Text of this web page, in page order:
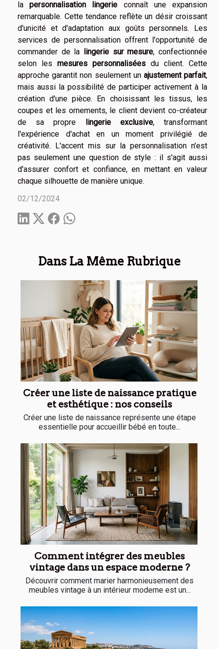
Dans La Même Rubrique
Créer une liste de naissance pratique
et esthétique : nos conseils
Créer une liste de naissance représente une étape
essentielle pour accueillir bébé en toute...
Comment intégrer des meubles
vintage dans un espace moderne ?
Découvrir comment marier harmonieusement des
meubles vintage à un intérieur moderne est un...
lapersonnalisation lingerie connaît une expansion
remarquable. Cette tendance reflète un désir croissant
d'unicité et d'adaptation aux goûts personnels. Les
services de personnalisation offrent l'opportunité de
commander de la lingerie sur mesure, confectionnée
selon les mesures personnalisées du client. Cette
approche garantit non seulement un ajustement parfait,
mais aussi la possibilité de participer activement à la
création d'une pièce. En choisissant les tissus, les
coupes et les ornements, le client devient co-créateur
de sa propre lingerie exclusive, transformant
l'expérience d'achat en un moment privilégié de
créativité. L'accent mis sur la personnalisation n'est
pas seulement une question de style : il s'agit aussi
d'assurer confort et confiance, en mettant en valeur
chaque silhouette de manière unique.
02/12/2024